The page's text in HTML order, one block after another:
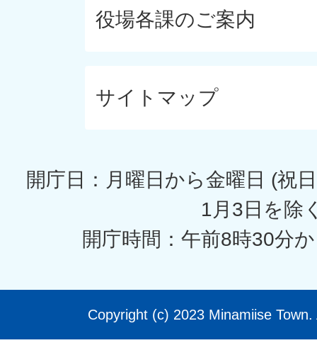
役場各課のご案内
サイトマップ
開庁日：月曜日から金曜日 (祝
1月3日を除
開庁時間：午前8時30分
Copyright (c) 2023 Minamiise